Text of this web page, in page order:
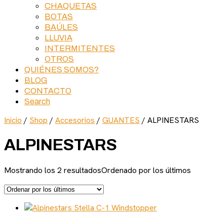
CHAQUETAS
BOTAS
BAÚLES
LLUVIA
INTERMITENTES
OTROS
QUIÉNES SOMOS?
BLOG
CONTACTO
Search
Inicio / Shop / Accesorios / GUANTES / ALPINESTARS
ALPINESTARS
Mostrando los 2 resultadosOrdenado por los últimos